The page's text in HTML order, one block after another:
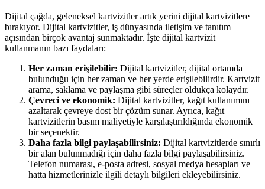
Dijital çağda, geleneksel kartvizitler artık yerini dijital kartvizitlere
bırakıyor. Dijital kartvizitler, iş dünyasında iletişim ve tanıtım
açısından birçok avantaj sunmaktadır. İşte dijital kartvizit
kullanmanın bazı faydaları:
Her zaman erişilebilir: Dijital kartvizitler, dijital ortamda
bulunduğu için her zaman ve her yerde erişilebilirdir. Kartvizit
arama, saklama ve paylaşma gibi süreçler oldukça kolaydır.
Çevreci ve ekonomik: Dijital kartvizitler, kağıt kullanımını
azaltarak çevreye dost bir çözüm sunar. Ayrıca, kağıt
kartvizitlerin basım maliyetiyle karşılaştırıldığında ekonomik
bir seçenektir.
Daha fazla bilgi paylaşabilirsiniz: Dijital kartvizitlerde sınırlı
bir alan bulunmadığı için daha fazla bilgi paylaşabilirsiniz.
Telefon numarası, e-posta adresi, sosyal medya hesapları ve
hatta hizmetlerinizle ilgili detaylı bilgileri ekleyebilirsiniz.